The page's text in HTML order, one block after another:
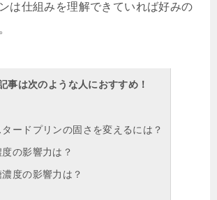
は仕組みを理解できていれば好みの
事は次のような人におすすめ！
タードプリンの固さを変えるには？
度の影響力は？
濃度の影響力は？